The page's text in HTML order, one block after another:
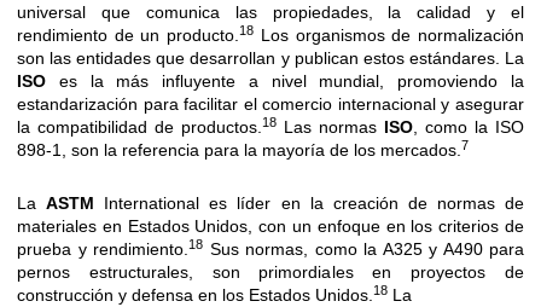
universal que comunica las propiedades, la calidad y el
rendimiento de un producto.18 Los organismos de normalización
son las entidades que desarrollan y publican estos estándares. La
ISO es la más influyente a nivel mundial, promoviendo la
estandarización para facilitar el comercio internacional y asegurar
la compatibilidad de productos. 18 Las normas ISO , como la ISO
898-1, son la referencia para la mayoría de los mercados. 7
LaASTM International es líder en la creación de normas de
materiales en Estados Unidos, con un enfoque en los criterios de
prueba y rendimiento. 18 Sus normas, como la A325 y A490 para
pernos estructurales, son primordiales en proyectos de
construcción y defensa en los Estados Unidos. 18 La